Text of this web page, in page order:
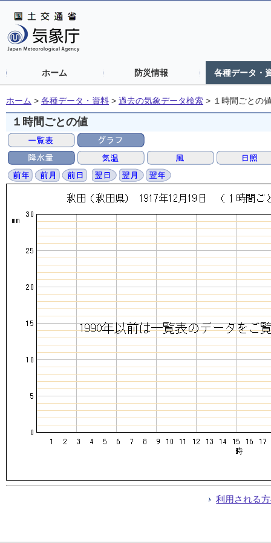
ホーム 防災情報 各種データ・
ホーム > 各種データ・資料 > 過去の気象データ検索 > １時間ごとの
１時間ごとの値
利用される